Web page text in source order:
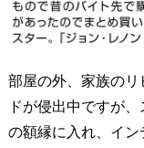
部屋の外、家族の
ドが侵出中ですが
の額縁に入れ、イン